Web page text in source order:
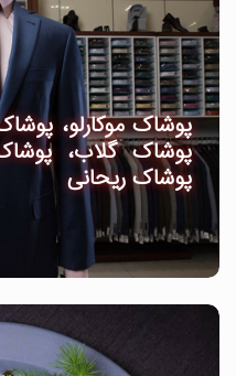
پوشاک موکارلو،
پوشاک گلاب،
پوشاک ریحانی